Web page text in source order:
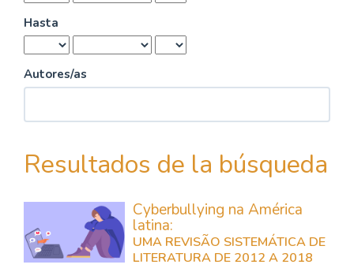
Hasta
Autores/as
Resultados de la búsqueda
Cyberbullying na América
latina:
UMA REVISÃO SISTEMÁTICA DE
LITERATURA DE 2012 A 2018